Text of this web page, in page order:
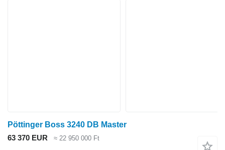
Pöttinger Boss 3240 DB Master
63 370 EUR
≈ 22 950 000 Ft